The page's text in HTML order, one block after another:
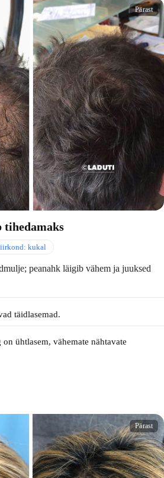
Pärast
tihedamaks
kukal
peanahk läigib vähem ja juuksed
täidlasemad.
ühtlasem, vähemate nähtavate
Pärast